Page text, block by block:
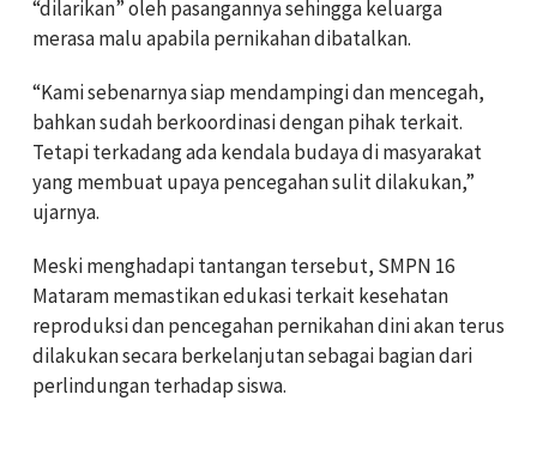
“dilarikan” oleh pasangannya sehingga keluarga
merasa malu apabila pernikahan dibatalkan.
“Kami sebenarnya siap mendampingi dan mencegah,
bahkan sudah berkoordinasi dengan pihak terkait.
Tetapi terkadang ada kendala budaya di masyarakat
yang membuat upaya pencegahan sulit dilakukan,”
ujarnya.
Meski menghadapi tantangan tersebut, SMPN 16
Mataram memastikan edukasi terkait kesehatan
reproduksi dan pencegahan pernikahan dini akan terus
dilakukan secara berkelanjutan sebagai bagian dari
perlindungan terhadap siswa.